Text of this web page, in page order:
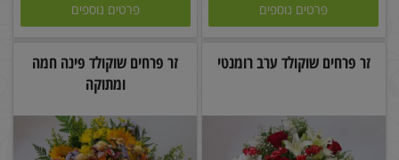
פרטים נוספים פרטים נוספים
זר פרחים שוקולד ערב רומנטי
זר פרחים שוקולד פינה חמה
ומתוקה